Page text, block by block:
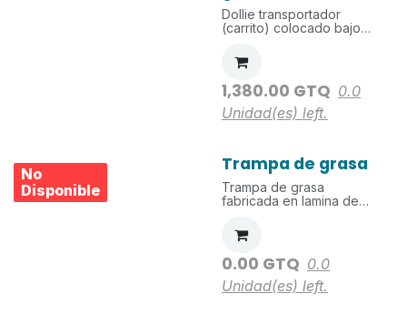
Dollie transportador
(carrito) colocado bajo
0.556x0.376x0.10 m.
Fabricado en angular
inox de 1x1x1/8 In. Cuatro
rodos de poliamida con
base.
1,380.00 GTQ 0.0
Unidad(es) left.
No
Disponible
Trampa de grasa
Trampa de grasa
fabricada en lamina de
de 1.5mm de espesor.
Incluye 4 esclusas para
retener grasa y bandeja
agujereada para recoger
solidos del fondo. No
incluye instalación.
0.00 GTQ 0.0
Unidad(es) left.